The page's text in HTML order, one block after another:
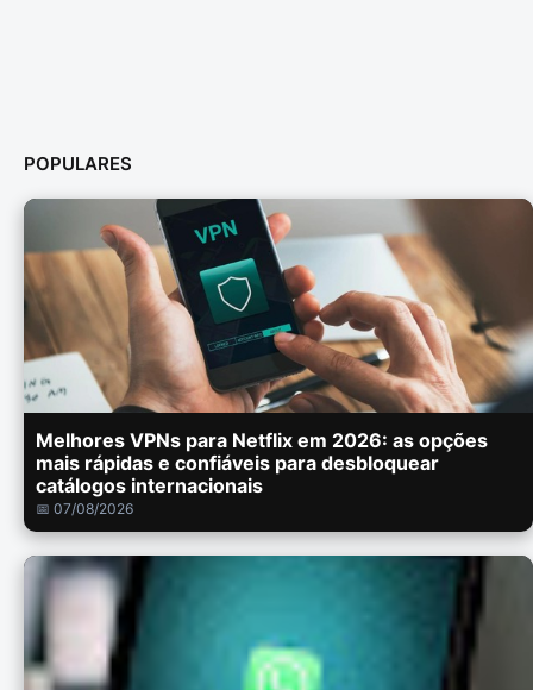
POPULARES
Melhores VPNs para Netflix em 2026: as opções
mais rápidas e confiáveis para desbloquear
catálogos internacionais
📅 07/08/2026